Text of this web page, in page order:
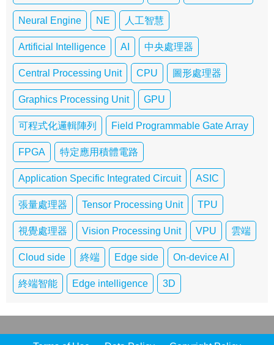
Neural Engine NE 人工智慧
Artificial Intelligence AI 中央處理器
Central Processing Unit CPU 圖形處理器
Graphics Processing Unit GPU
可程式化邏輯陣列 Field Programmable Gate Array
FPGA 特定應用積體電路
Application Specific Integrated Circuit ASIC
張量處理器 Tensor Processing Unit TPU
視覺處理器 Vision Processing Unit VPU 雲端
Cloud side 終端 Edge side On-device AI
終端智能 Edge intelligence 3D